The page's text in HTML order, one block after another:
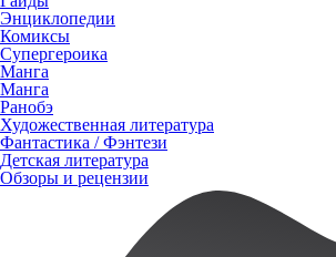
Энциклопедии
Комиксы
Супергероика
Манга
Манга
Ранобэ
Художественная литература
Фантастика / Фэнтези
Детская литература
Обзоры и рецензии